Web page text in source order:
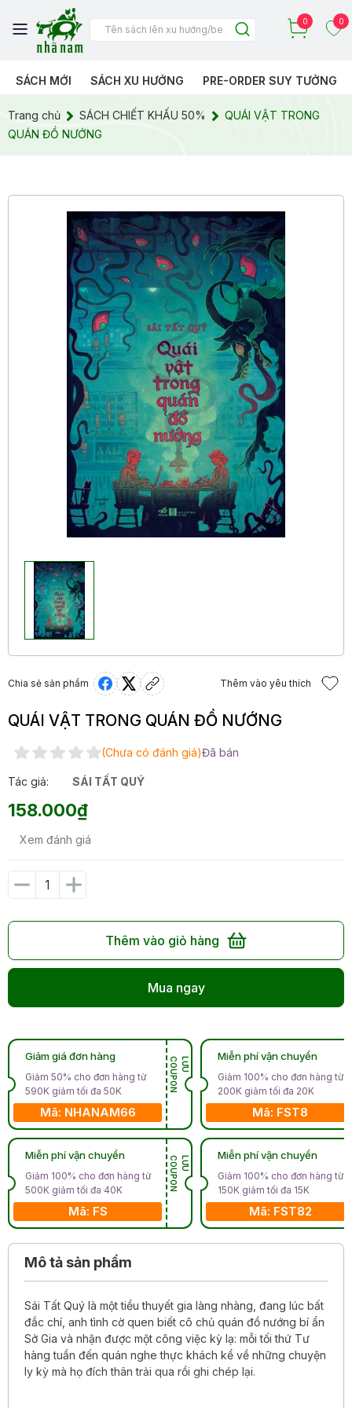
0 0
SÁCH MỚI SÁCH XU HƯỚNG PRE-ORDER SUY TƯỞNG
Trang chủ SÁCH CHIẾT KHẤU 50%
QUÁI VẬT TRONG
QUÁN ĐỒ NƯỚNG
Chia sẻ sản phẩm Thêm vào yêu thích
QUÁI VẬT TRONG QUÁN ĐỒ NƯỚNG
(Chưa có đánh giá)Đã bán
Tác giả: SÁI TẤT QUÝ
158.000₫
Xem đánh giá
Thêm vào giỏ hàng
Mua ngay
Giảm giá đơn hàng
Giảm 50% cho đơn hàng từ
590K giảm tối đa 50K
Mã: NHANAM66
L
Ư
U
C
O
U
P
O
N
Miễn phí vận chuyển
Giảm 100% cho đơn hàng từ
500K giảm tối đa 40K
Mã: FS
L
Ư
U
C
O
U
P
O
N
Miễn phí vận chuyển
Giảm 100% cho đơn hàng từ
200K giảm tối đa 20K
Mã: FST8
Miễn phí vận chuyển
Giảm 100% cho đơn hàng từ
150K giảm tối đa 15K
Mã: FST82
Mô tả sản phẩm
Sái Tất Quý là một tiểu thuyết gia làng nhàng, đang lúc bất
đắc chí, anh tình cờ quen biết cô chủ quán đồ nướng bí ẩn
Sở Gia và nhận được một công việc kỳ lạ: mỗi tối thứ Tư
hàng tuần đến quán nghe thực khách kể về những chuyện
ly kỳ mà họ đích thân trải qua rồi ghi chép lại.